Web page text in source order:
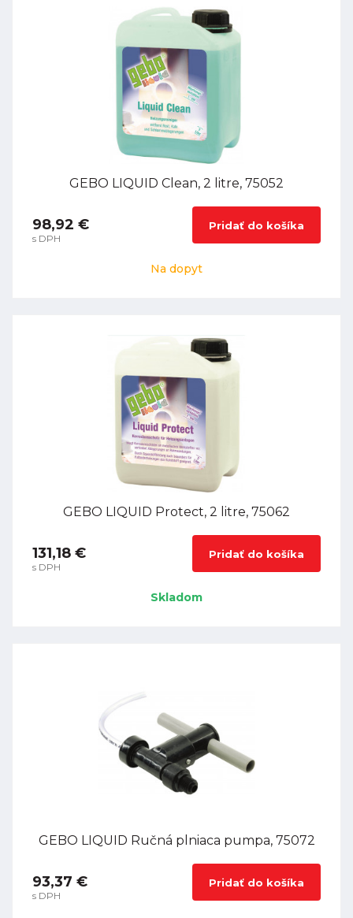
GEBO LIQUID Clean, 2 litre, 75052
98,92 €
s DPH
Pridať do košíka
Na dopyt
GEBO LIQUID Protect, 2 litre, 75062
131,18 €
s DPH
Pridať do košíka
Skladom
GEBO LIQUID Ručná plniaca pumpa, 75072
93,37 €
s DPH
Pridať do košíka